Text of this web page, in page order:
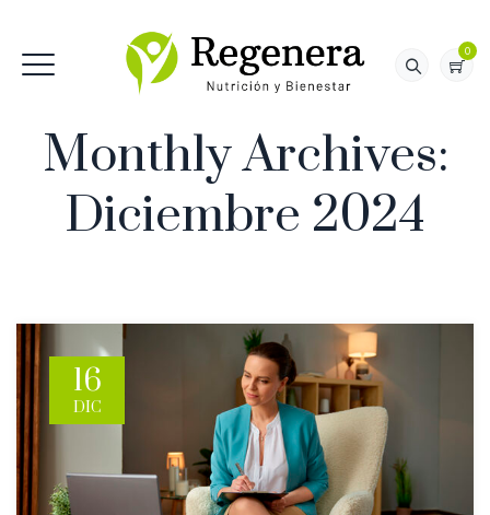
0
Monthly Archives:
Diciembre 2024
16
DIC